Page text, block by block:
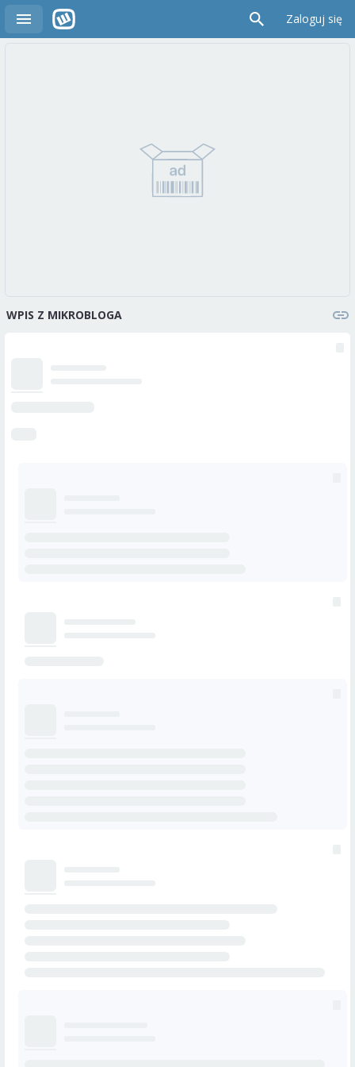
Zaloguj się
WPIS Z MIKROBLOGA